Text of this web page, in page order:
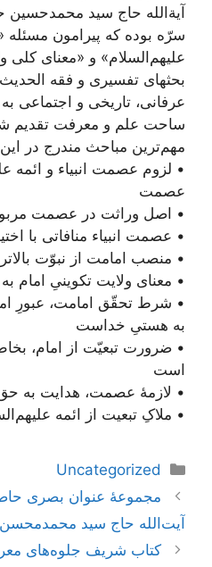
آیة‌الله حاج سید
سرّه بوده که پیرامون مسئله
علیهم‌السلام» و «معنای کلی
بحثهای تفسیری و فقه
عرفانی، تاریخی و اجتماعی
ساحت علم و معرفت تقدیم
مهم‌ترین مباحث مندرج در
• لزوم عصمت انبیاء و ائمه
عصمت
• اصل وراثت در عصمت
• عصمت انبیاء منافاتی با
• منصب امامت از نبوّت
• معنای ولایت تکوینیِ امام
• شرط تحقّق امامت، عبورِ
به هستیِ خداست
• ضرورت تبعیّت از امام،
است
• لازمۀ عصمت، هدایت به
• ملاکِ تبعیت از ائمه
دسته‌ها
Uncategorized
ناوبری
نوشته‌ها
مجموعۀ عنوان بصری
آیت‌الله حاج سید
کتاب شریف جلوه‌های